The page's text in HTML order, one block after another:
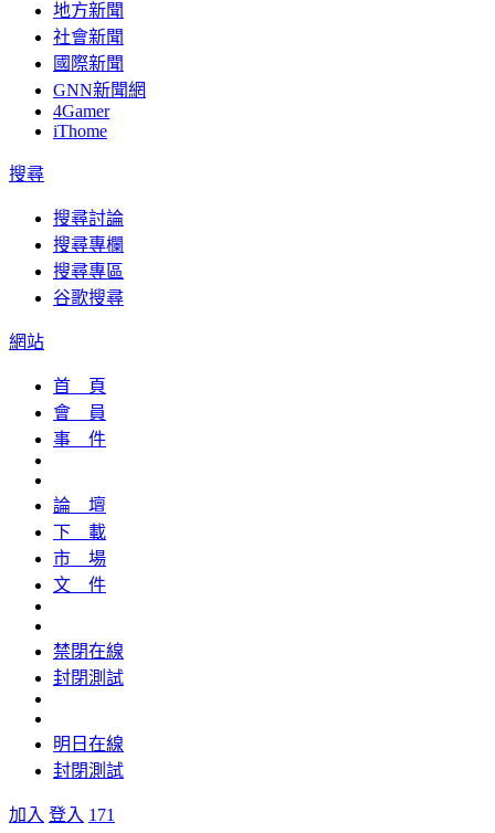
地方新聞
社會新聞
國際新聞
GNN新聞網
4Gamer
iThome
搜尋
搜尋討論
搜尋專欄
搜尋專區
谷歌搜尋
網站
首 頁
會 員
事 件
論 壇
下 載
市 場
文 件
禁閉在線
封閉測試
明日在線
封閉測試
加入 登入 171